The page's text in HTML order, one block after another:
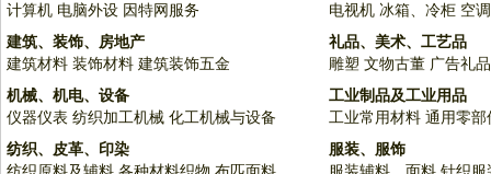
计算机 电脑外设 因特网服务
电视机 冰箱、冷柜 空调
建筑、装饰、房地产
建筑材料 装饰材料 建筑装饰五金
礼品、美术、工艺品
雕塑 文物古董 广告礼品
机械、机电、设备
仪器仪表 纺织加工机械 化工机械与设备
工业制品及工业用品
工业常用材料 通用零部
纺织、皮革、印染
服装、服饰